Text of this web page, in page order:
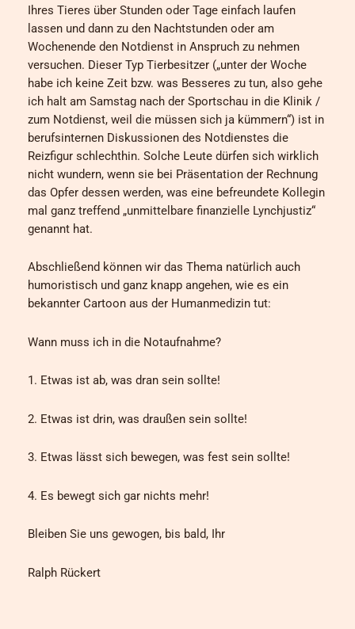
Ihres Tieres über Stunden oder Tage einfach laufen
lassen und dann zu den Nachtstunden oder am
Wochenende den Notdienst in Anspruch zu nehmen
versuchen. Dieser Typ Tierbesitzer („unter der Woche
habe ich keine Zeit bzw. was Besseres zu tun, also gehe
ich halt am Samstag nach der Sportschau in die Klinik /
zum Notdienst, weil die müssen sich ja kümmern“) ist in
berufsinternen Diskussionen des Notdienstes die
Reizfigur schlechthin. Solche Leute dürfen sich wirklich
nicht wundern, wenn sie bei Präsentation der Rechnung
das Opfer dessen werden, was eine befreundete Kollegin
mal ganz treffend „unmittelbare finanzielle Lynchjustiz“
genannt hat.
Abschließend können wir das Thema natürlich auch
humoristisch und ganz knapp angehen, wie es ein
bekannter Cartoon aus der Humanmedizin tut:
Wann muss ich in die Notaufnahme?
1. Etwas ist ab, was dran sein sollte!
2. Etwas ist drin, was draußen sein sollte!
3. Etwas lässt sich bewegen, was fest sein sollte!
4. Es bewegt sich gar nichts mehr!
Bleiben Sie uns gewogen, bis bald, Ihr
Ralph Rückert